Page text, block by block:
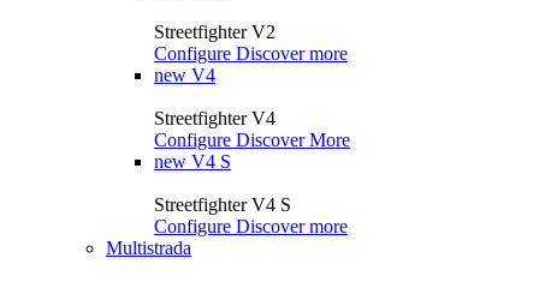
Streetfighter V2
Configure Discover more
new V4
Streetfighter V4
Configure Discover More
new V4 S
Streetfighter V4 S
Configure Discover more
Multistrada